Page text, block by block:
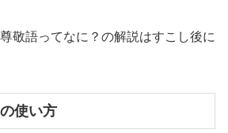
敬語ってなに？の解説はすこし後に
使い方